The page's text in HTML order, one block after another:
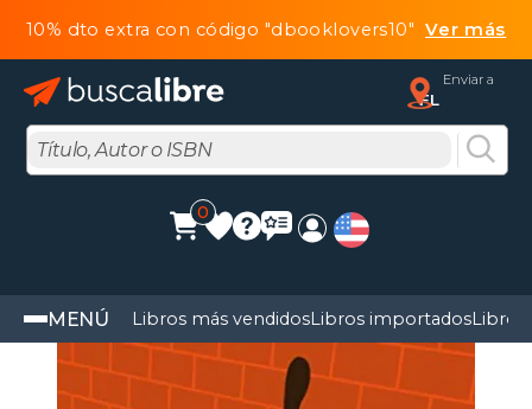
10% dto extra con código "dbooklovers10"Ver más
Enviar a
FL
0
MENÚ Libros más vendidosLibros importadosLibros